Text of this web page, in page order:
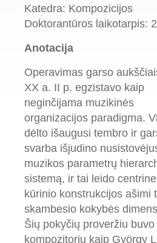
Katedra: Kompozicijos
Doktorantūros laikotarpis:
Anotacija
Operavimas garso
XX a. II p. egzistavo kaip
neginčijama muzikinės
organizacijos paradigma.
dėlto išaugusi tembro ir
svarba išjudino
muzikos parametrų
sistemą, ir tai leido centrine
kūrinio konstrukcijos ašimi
skambesio kokybės
Šių pokyčių proveržiu buvo
kompozitorių kaip György